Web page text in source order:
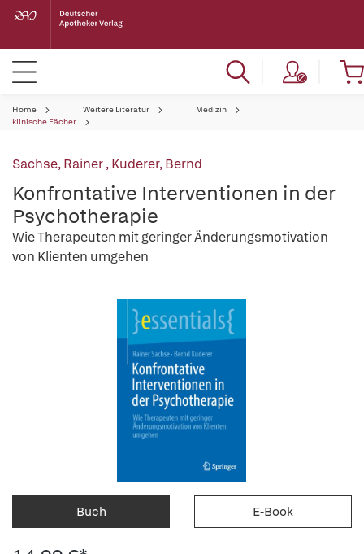
Home Weitere Literatur
Medizin
klinische Fächer
Sachse, Rainer,Kuderer, Bernd
Konfrontative Interventionen in der
Psychotherapie
Wie Therapeuten mit geringer Änderungsmotivation
von Klienten umgehen
Buch E-Book